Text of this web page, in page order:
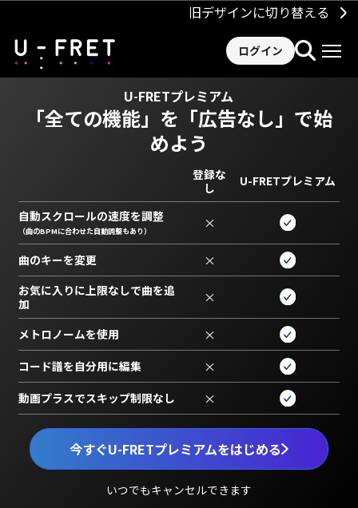
旧デザインに切り替える
ログイン
U-FRETプレミアム
「全ての機能」を 「広告なし」で始
めよう
今すぐU-FRETプレミアムをはじめる
いつでもキャンセルできます
登録な
し
U-FRETプレミアム
自動スクロールの速度を調整
（曲のBPMに合わせた自動調整もあり） ×
曲のキーを変更 ×
お気に入りに上限なしで曲を追
加
×
メトロノームを使用 ×
コード譜を自分用に編集 ×
動画プラスでスキップ制限なし ×